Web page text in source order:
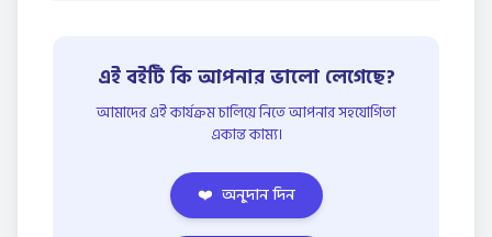
এই বইটি কি আপনার ভালো লেগেছে?
আমাদের এই কার্যক্রম চালিয়ে নিতে আপনার সহযোগিতা
একান্ত কাম্য।
❤️ অনুদান দিন